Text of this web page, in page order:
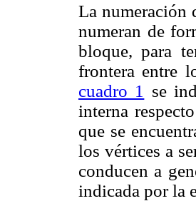
La numeración
numeran de
bloque, para
frontera entre
cuadro 1
se
interna
que se
los vértices a
conducen a
indicada por la